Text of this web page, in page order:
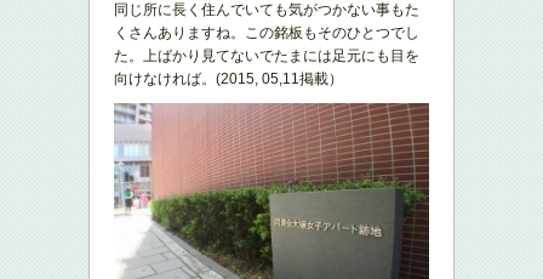
同じ所に長く住んでいても気がつかない事もた
くさんありますね。この銘板もそのひとつでし
た。上ばかり見てないでたまには足元にも目を
向けなければ。(2015, 05,11掲載）